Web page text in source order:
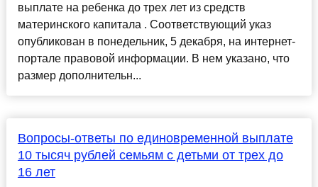
выплате на ребенка до трех лет из средств
материнского капитала . Соответствующий указ
опубликован в понедельник, 5 декабря, на интернет-
портале правовой информации. В нем указано, что
размер дополнительн...
Вопросы-ответы по единовременной выплате
10 тысяч рублей семьям с детьми от трех до
16 лет